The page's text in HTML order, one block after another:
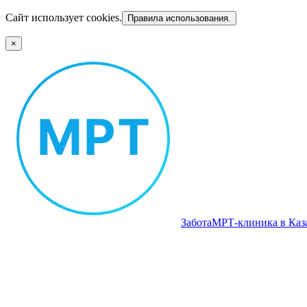
Сайт использует cookies. Правила использования.
×
ЗаботаМРТ‑клиника в